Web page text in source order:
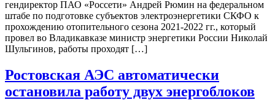
гендиректор ПАО «Россети» Андрей Рюмин на федеральном
штабе по подготовке субъектов электроэнергетики СКФО к
прохождению отопительного сезона 2021-2022 гг., который
провел во Владикавказе министр энергетики России Николай
Шульгинов, работы проходят […]
Ростовская АЭС автоматически
остановила работу двух энергоблоков